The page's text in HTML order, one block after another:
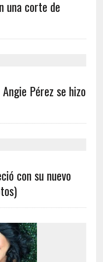
una corte de
Pérez se hizo
con su nuevo